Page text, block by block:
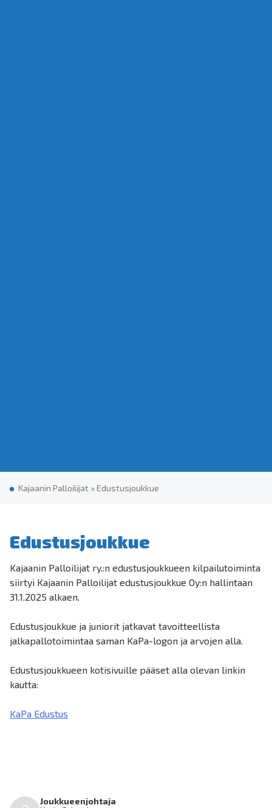
Kajaanin Palloilijat »Edus­tus­jouk­kue
Edustusjoukkue
Kajaanin Palloilijat ry.:n edustusjoukkueen kilpailutoiminta
siirtyi Kajaanin Palloilijat edustusjoukkue Oy:n hallintaan
31.1.2025 alkaen.
Edustusjoukkue ja juniorit jatkavat tavoitteellista
jalkapallotoimintaa saman KaPa-logon ja arvojen alla.
Edustusjoukkueen kotisivuille pääset alla olevan linkin
kautta:
KaPa Edustus
Joukkueenjohtaja